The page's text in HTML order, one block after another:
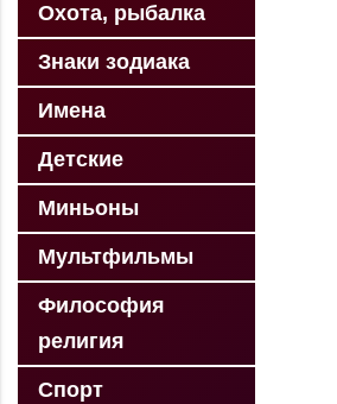
Охота, рыбалка
Знаки зодиака
Имена
Детские
Миньоны
Мультфильмы
Философия
религия
Спорт